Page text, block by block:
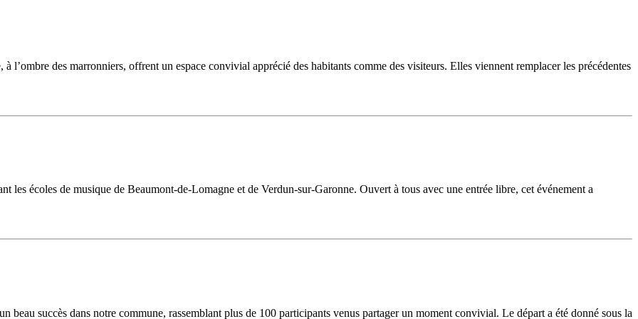
l’ombre des marronniers, offrent un espace convivial apprécié des habitants comme des visiteurs. Elles viennent remplacer les précédentes
les écoles de musique de Beaumont-de-Lomagne et de Verdun-sur-Garonne. Ouvert à tous avec une entrée libre, cet événement a
beau succès dans notre commune, rassemblant plus de 100 participants venus partager un moment convivial. Le départ a été donné sous la